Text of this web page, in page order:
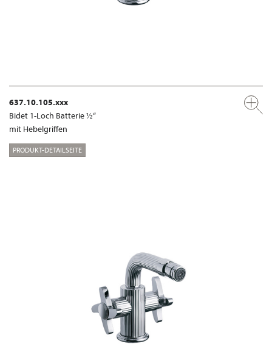
637.10.105.xxx
Bidet 1-Loch Batterie ½“
mit Hebelgriffen
PRODUKT-DETAILSEITE